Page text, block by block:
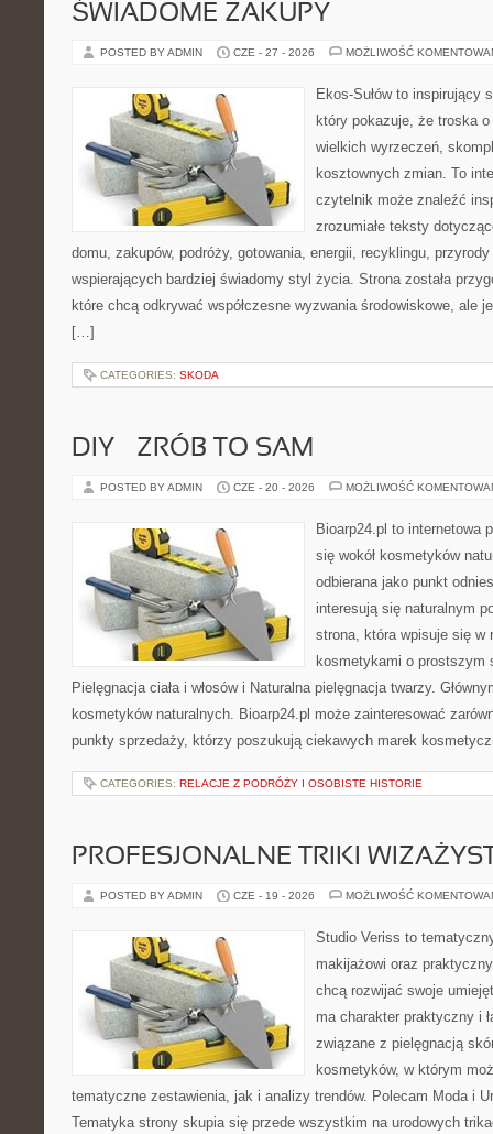
ŚWIADOME ZAKUPY
POSTED BY ADMIN CZE - 27 - 2026 MOŻLIWOŚĆ
Ekos-Sułów to inspirujący
który pokazuje, że troska
wielkich wyrzeczeń,
kosztownych zmian. To
czytelnik może znaleźć
zrozumiałe teksty
domu, zakupów, podróży, gotowania, energii, recyklingu,
wspierających bardziej świadomy styl życia. Strona została
które chcą odkrywać współczesne wyzwania środowiskowe, ale
[…]
CATEGORIES: SKODA
DIY – ZRÓB TO SAM
POSTED BY ADMIN CZE - 20 - 2026 MOŻLIWOŚĆ
Bioarp24.pl to internetowa
się wokół kosmetyków
odbierana jako punkt
interesują się naturalnym
strona, która wpisuje się w
kosmetykami o prostszym
Pielęgnacja ciała i włosów i Naturalna pielęgnacja twarzy.
kosmetyków naturalnych. Bioarp24.pl może zainteresować
punkty sprzedaży, którzy poszukują ciekawych marek
CATEGORIES: RELACJE Z PODRÓŻY I OSOBISTE HISTORIE
PROFESJONALNE TRIKI
POSTED BY ADMIN CZE - 19 - 2026 MOŻLIWOŚĆ
Studio Veriss to
makijażowi oraz
chcą rozwijać swoje
ma charakter praktyczny i
związane z pielęgnacją
kosmetyków, w którym
tematyczne zestawienia, jak i analizy trendów. Polecam Moda i
Tematyka strony skupia się przede wszystkim na urodowych